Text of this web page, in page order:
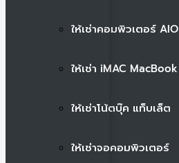
ให้เช่าคอมพิวเตอร์ AIO
ให้เช่า iMAC MacBook
ให้เช่าโน้ตบุ๊ค แท็บเล็ต
ให้เช่าจอคอมพิวเตอร์